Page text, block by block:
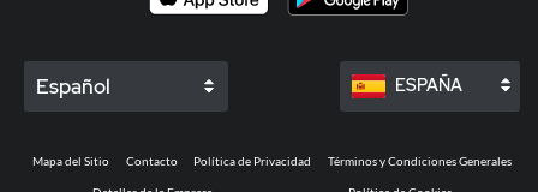
Español ESPAÑA
Mapa del Sitio Contacto Política de Privacidad Términos y Condiciones Generales